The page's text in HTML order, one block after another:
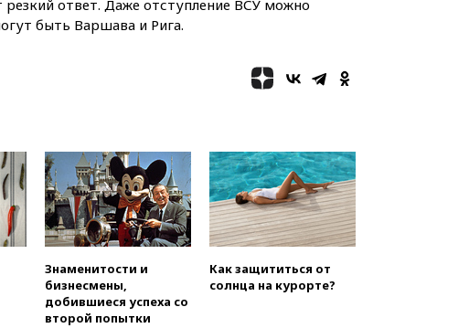
вчера, 17:25
Власти РФ
вчера, 16:55Экс-директору
Popcorn Books запросили
четыре года условно
вчера, 16:46ЦБ:
международные резервы
России снизились
вчера, 16:35 На
восстановление Херсонской
ответ. Даже отступление ВСУ можно
быть Варшава и Рига.
Знаменитости и
бизнесмены,
добившиеся успеха со
второй попытки
Как защититься от
солнца на курорте?